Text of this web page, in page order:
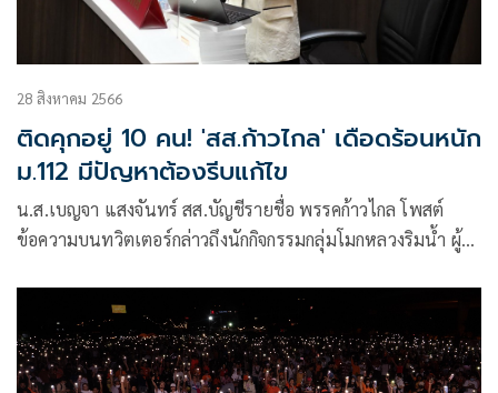
28 สิงหาคม 2566
ติดคุกอยู่ 10 คน! 'สส.ก้าวไกล' เดือดร้อนหนัก
ม.112 มีปัญหาต้องรีบแก้ไข
น.ส.เบญจา แสงจันทร์ สส.บัญชีรายชื่อ พรรคก้าวไกล โพสต์
ข้อความบนทวิตเตอร์กล่าวถึงนักกิจกรรมกลุ่มโมกหลวงริมน้ำ ผู้
การเมืองเขาเป็นนศ.ธรรมดาคนนึงที่มีความหวังความฝันและ
เชื่อมั่นว่าสักวันสังคมไทยจะดีกว่าวันนี้ เขาร่วมกับกลุ่มแพทย์
อาสาเพื่อสนับสนุนด้านการแพทย์ให้กลุ่มผู้ชุมนุมเรียกร้องปชต.